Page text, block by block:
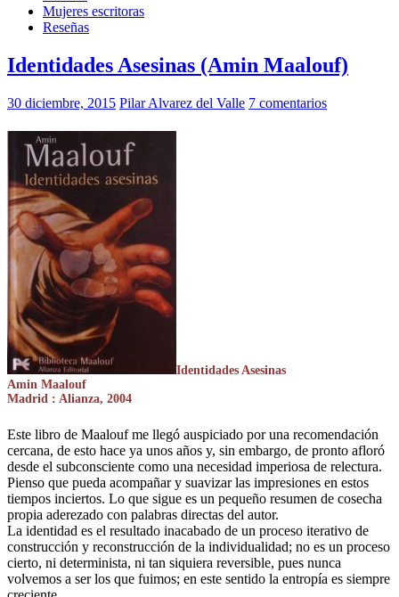
Mujeres escritoras
Reseñas
Identidades Asesinas (Amin Maalouf)
30 diciembre, 2015 Pilar Alvarez del Valle 7 comentarios
Identidades Asesinas
Amin Maalouf
Madrid : Alianza, 2004
Este libro de Maalouf me llegó auspiciado por una recomendación
cercana, de esto hace ya unos años y, sin embargo, de pronto afloró
desde el subconsciente como una necesidad imperiosa de relectura.
Pienso que pueda acompañar y suavizar las impresiones en estos
tiempos inciertos. Lo que sigue es un pequeño resumen de cosecha
propia aderezado con palabras directas del autor.
La identidad es el resultado inacabado de un proceso iterativo de
construcción y reconstrucción de la individualidad; no es un proceso
cierto, ni determinista, ni tan siquiera reversible, pues nunca
volvemos a ser los que fuimos; en este sentido la entropía es siempre